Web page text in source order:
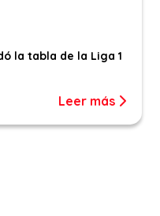
la tabla de la Liga 1
Leer más